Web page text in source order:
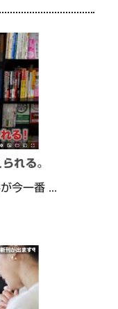
れる。
今一番 ...